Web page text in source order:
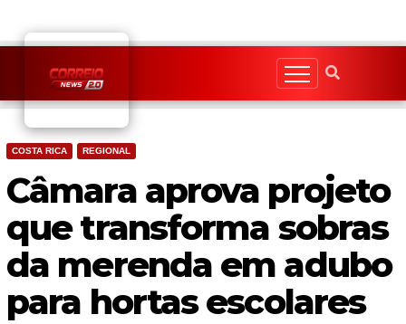
content
COSTA RICA REGIONAL
Câmara aprova projeto
que transforma sobras
da merenda em adubo
para hortas escolares